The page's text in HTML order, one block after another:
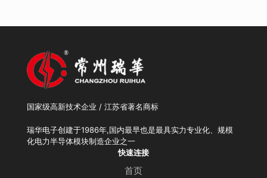
国家级高新技术企业 / 江苏省著名商标
瑞华电子创建于1986年,国内最早也是最具实力专业化、规模
化电力半导体模块制造企业之一
快速连接
首页